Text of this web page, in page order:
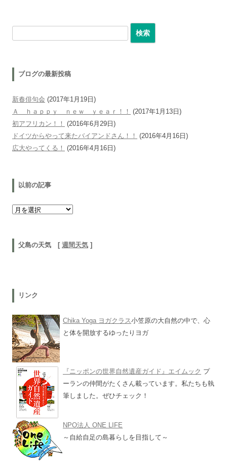
検索:
ブログの最新投稿
新春俳句会 (2017年1月19日)
Ａ ｈａｐｐｙ ｎｅｗ ｙｅａｒ！！
(2017年1月13日)
初アフリカン！！
(2016年6月29日)
ドイツからやって来たバイアンドさん！！
(2016年4月16日)
広大やってくる！
(2016年4月16日)
以前の記事
以前の記事
父島の天気 [ 週間天気 ]
リンク
Chika Yoga ヨガクラス小笠原の大自然の中で、心
と体を開放するゆったりヨガ
『ニッポンの世界自然遺産ガイド』エイムック プ
ーランの仲間がたくさん載っています。私たちも執
筆しました。ぜひチェック！
NPO法人 ONE LIFE
～自給自足の島暮らしを目指して～